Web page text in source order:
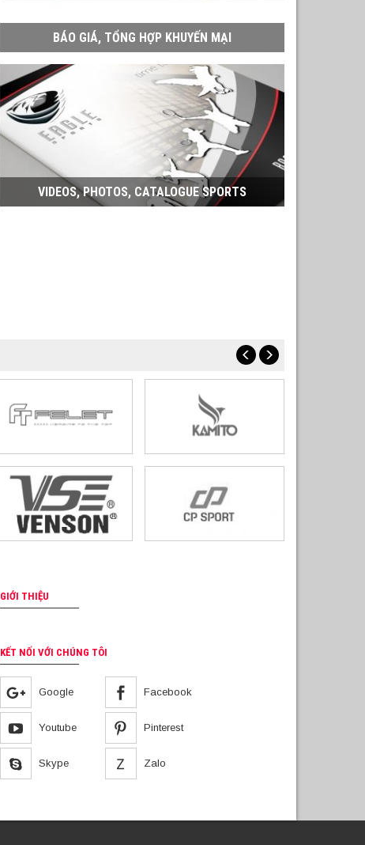
BÁO GIÁ, TỔNG HỢP KHUYẾN MẠI
VIDEOS, PHOTOS, CATALOGUE SPORTS
GIỚI THIỆU
KẾT NỐI VỚI CHÚNG TÔI
Google Facebook
Youtube Pinterest
Skype Zalo